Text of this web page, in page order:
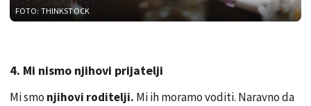
FOTO: THINKSTOCK
4. Mi nismo njihovi prijatelji
Mi smo njihovi roditelji. Mi ih moramo voditi. Naravno da